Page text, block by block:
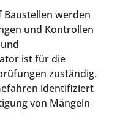
werden
und Kontrollen
ist für die
zuständig.
identifiziert
von Mängeln